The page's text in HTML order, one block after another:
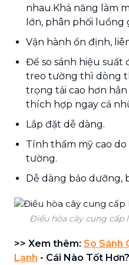
nhau.Khả năng làm
lớn, phân phối luồng
Vận hành ổn định,
Để so sánh hiệu suất
treo tường thì dòng
trọng tải cao hơn
thích hợp ngay cả
Lắp đặt dễ dàng.
Tính thẩm mỹ cao
tường.
Dễ dàng bảo dưỡng,
Điều hòa cây cung
>> Xem thêm: So Sánh
Lạnh - Cái Nào Tốt Hơn?